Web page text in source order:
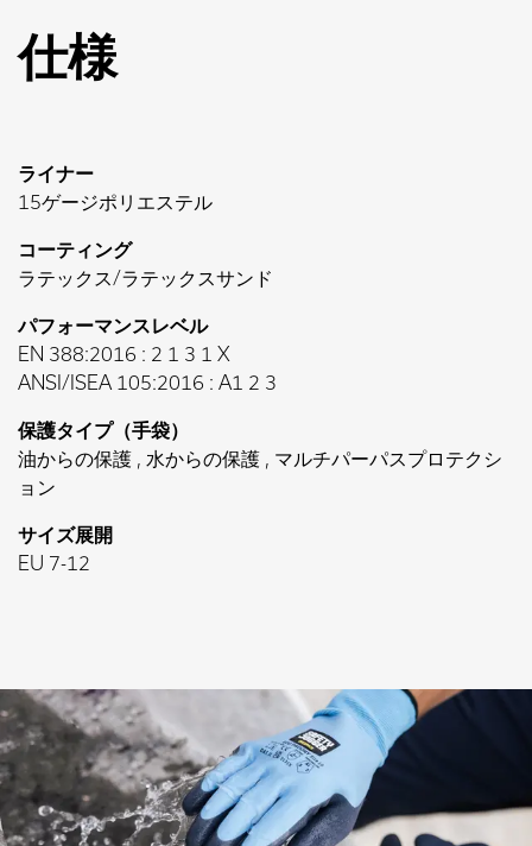
仕様
ライナー
15ゲージポリエステル
コーティング
ラテックス/ラテックスサンド
パフォーマンスレベル
EN 388:2016 : 2 1 3 1 X
ANSI/ISEA 105:2016 : A1 2 3
保護タイプ（手袋）
油からの保護 , 水からの保護 , マルチパーパスプロテクシ
ョン
サイズ展開
EU 7-12